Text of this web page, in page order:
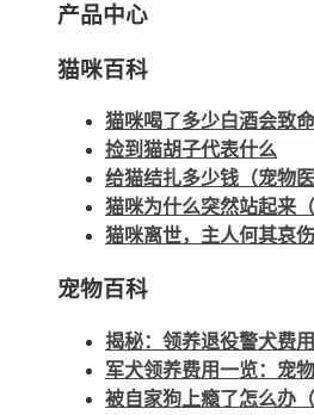
产品中心
猫咪百科
猫咪喝了多少白酒会致命
捡到猫胡子代表什么
给猫结扎多少钱（宠物
猫咪为什么突然站起来
猫咪离世，主人何其哀伤
宠物百科
揭秘：领养退役警犬费
军犬领养费用一览：宠物
被自家狗上瘾了怎么办